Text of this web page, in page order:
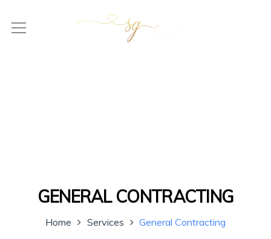
GENERAL CONTRACTING
Home Services General Contracting